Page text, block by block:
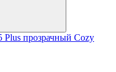
Plus прозрачный Cozy